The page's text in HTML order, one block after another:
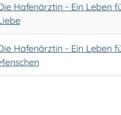
Hafenärztin - Ein Leben
Hafenärztin - Ein Leben